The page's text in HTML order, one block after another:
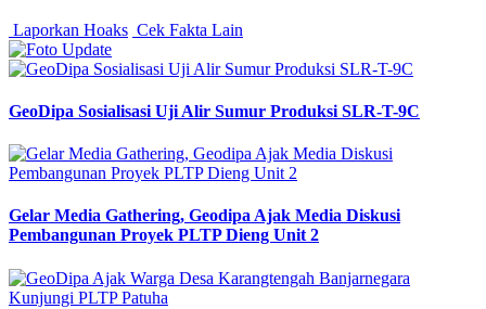
Laporkan Hoaks Cek Fakta Lain
GeoDipa Sosialisasi Uji Alir Sumur Produksi SLR-T-9C
Gelar Media Gathering, Geodipa Ajak Media Diskusi
Pembangunan Proyek PLTP Dieng Unit 2